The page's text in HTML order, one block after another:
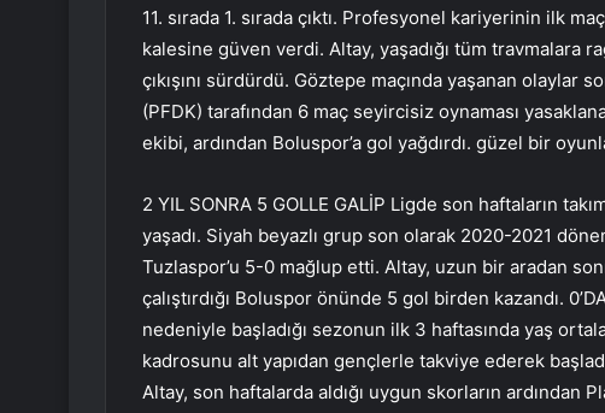
11. sırada 1. sırada çıktı. Profesyonel kariyerinin ilk
kalesine güven verdi. Altay, yaşadığı tüm travmalara
çıkışını sürdürdü. Göztepe maçında yaşanan
(PFDK) tarafından 6 maç seyircisiz oynaması
ekibi, ardından Boluspor’a gol yağdırdı. güzel bir
2 YIL SONRA 5 GOLLE GALİP Ligde son haftaların
yaşadı. Siyah beyazlı grup son olarak 2020-2021
Tuzlaspor’u 5-0 mağlup etti. Altay, uzun bir aradan
çalıştırdığı Boluspor önünde 5 gol birden kazandı.
nedeniyle başladığı sezonun ilk 3 haftasında yaş
kadrosunu alt yapıdan gençlerle takviye ederek
Altay, son haftalarda aldığı uygun skorların ardından